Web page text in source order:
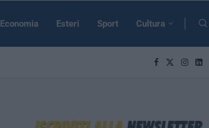
Economia Esteri Sport Cultura